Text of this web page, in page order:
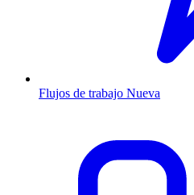
Flujos de trabajo Nueva